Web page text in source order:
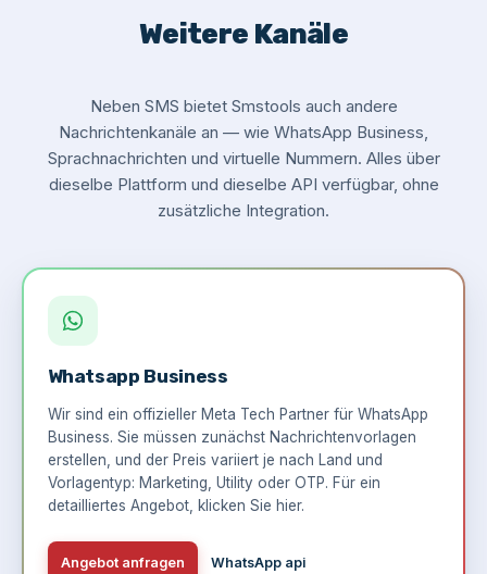
Weitere Kanäle
Neben SMS bietet Smstools auch andere
Nachrichtenkanäle an — wie WhatsApp Business,
Sprachnachrichten und virtuelle Nummern. Alles über
dieselbe Plattform und dieselbe API verfügbar, ohne
zusätzliche Integration.
Whatsapp Business
Wir sind ein offizieller Meta Tech Partner für WhatsApp
Business. Sie müssen zunächst Nachrichtenvorlagen
erstellen, und der Preis variiert je nach Land und
Vorlagentyp: Marketing, Utility oder OTP. Für ein
detailliertes Angebot, klicken Sie hier.
Angebot anfragen WhatsApp api